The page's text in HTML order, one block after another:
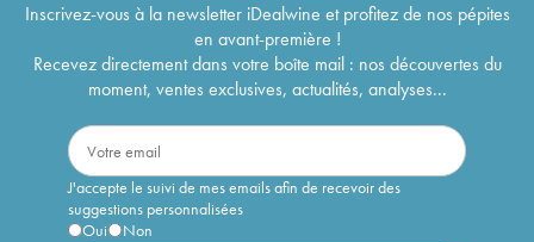
Inscrivez-vous à la newsletter iDealwine et profitez de nos pépites
en avant-première !
Recevez directement dans votre boîte mail : nos découvertes du
moment, ventes exclusives, actualités, analyses...
J'accepte le suivi de mes emails afin de recevoir des
suggestions personnalisées
Oui
Non